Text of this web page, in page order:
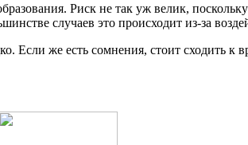
Риск не так уж велик,
случаев это происходит из-за
же есть сомнения, стоит сходить к